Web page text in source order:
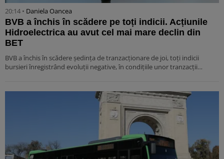
20:14 • Daniela Oancea
BVB a închis în scădere pe toți indicii. Acțiunile
Hidroelectrica au avut cel mai mare declin din
BET
BVB a închis în scădere ședința de tranzacționare de joi, toți indicii
bursieri înregistrând evoluții negative, în condițiile unor tranzacții…